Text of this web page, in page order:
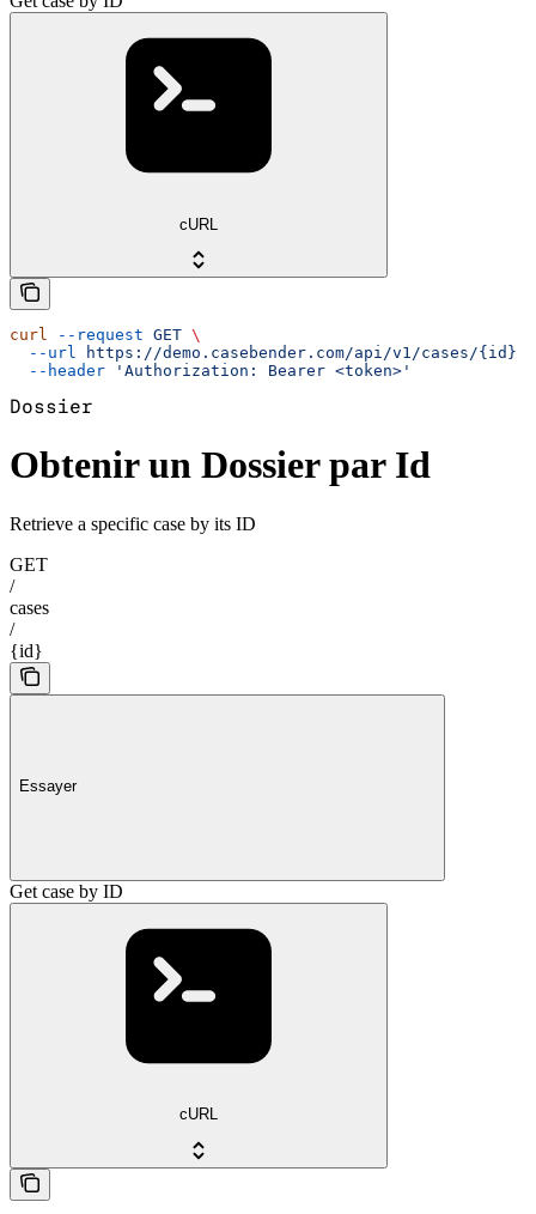
cURL
curl --request GET \
  --url
https://demo.casebender.com/api/v1/cases/{id}
  --header
'Authorization: Bearer <token>'
Dossier
Obtenir un Dossier par Id
Retrieve a specific case by its ID
GET
/
cases
/
{id}
Essayer
Get case by ID
cURL